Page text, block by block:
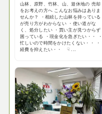
山林、原野、竹林、山、遊休地の 売却
をお考えの方へ こんなお悩みはありま
せんか？ ・相続した山林を持っている
が売り方がわからない ・使い道がな
く、処分したい ・買い主が見つからず
困っている ・現金化を急ぎたい・・ ・
忙しいので時間をかけたくない・・ ・
経費を抑えたい・・ ☟ ...